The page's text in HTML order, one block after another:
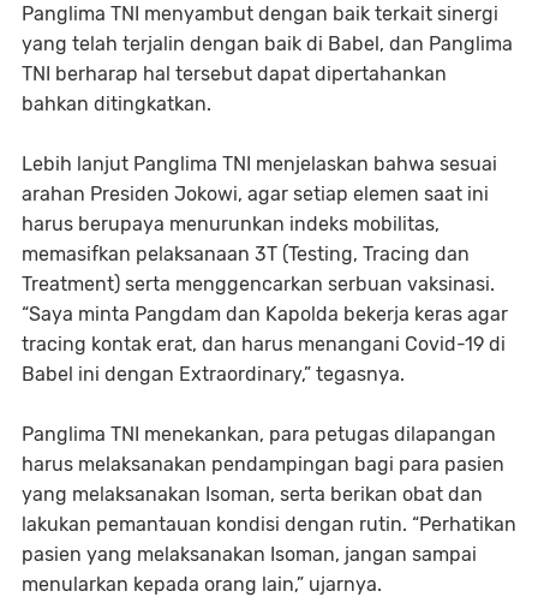
Panglima TNI menyambut dengan baik terkait sinergi
yang telah terjalin dengan baik di Babel, dan Panglima
TNI berharap hal tersebut dapat dipertahankan
bahkan ditingkatkan.
Lebih lanjut Panglima TNI menjelaskan bahwa sesuai
arahan Presiden Jokowi, agar setiap elemen saat ini
harus berupaya menurunkan indeks mobilitas,
memasifkan pelaksanaan 3T (Testing, Tracing dan
Treatment) serta menggencarkan serbuan vaksinasi.
“Saya minta Pangdam dan Kapolda bekerja keras agar
tracing kontak erat, dan harus menangani Covid-19 di
Babel ini dengan Extraordinary,” tegasnya.
Panglima TNI menekankan, para petugas dilapangan
harus melaksanakan pendampingan bagi para pasien
yang melaksanakan Isoman, serta berikan obat dan
lakukan pemantauan kondisi dengan rutin. “Perhatikan
pasien yang melaksanakan Isoman, jangan sampai
menularkan kepada orang lain,” ujarnya.